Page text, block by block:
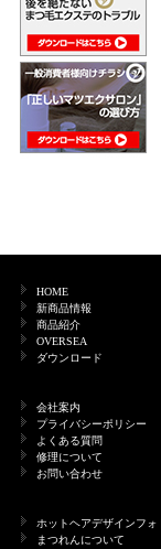
HOME
新商品情報
商品紹介
OVERSEA
ダウンロード
会社案内
プライバシーポリシー
よくある質問
修理について
お問い合わせ
ホットヘアデザインフォ
まつれんについて